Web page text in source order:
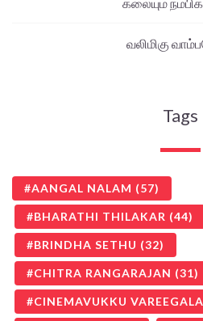
வலிமிகு
Tags
AANGAL NALAM (57)
BHARATHI THILAKAR (44)
BRINDHA SETHU (32)
CHITRA RANGARAJAN (31)
CINEMAVUKKU